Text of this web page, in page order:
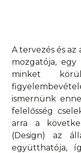
A tervezés és
mozgatója,
minket
ismernünk
felelősség
arra a
(Design) az
együtthatója,